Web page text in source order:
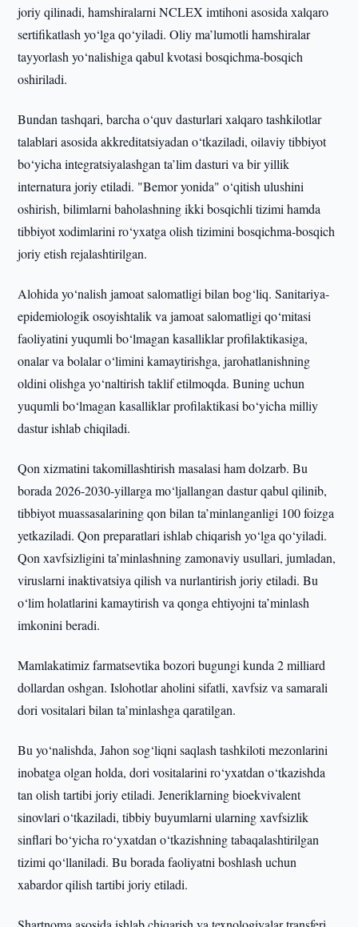
joriy qilinadi, hamshiralarni NCLEX imtihoni asosida xalqaro
sertifikatlash yo‘lga qo‘yiladi. Oliy ma’lumotli hamshiralar
tayyorlash yo‘nalishiga qabul kvotasi bosqichma-bosqich
oshiriladi.
Bundan tashqari, barcha o‘quv dasturlari xalqaro tashkilotlar
talablari asosida akkreditatsiyadan o‘tkaziladi, oilaviy tibbiyot
bo‘yicha integratsiyalashgan ta’lim dasturi va bir yillik
internatura joriy etiladi. "Bemor yonida" o‘qitish ulushini
oshirish, bilimlarni baholashning ikki bosqichli tizimi hamda
tibbiyot xodimlarini ro‘yxatga olish tizimini bosqichma-bosqich
joriy etish rejalashtirilgan.
Alohida yo‘nalish jamoat salomatligi bilan bog‘liq. Sanitariya-
epidemiologik osoyishtalik va jamoat salomatligi qo‘mitasi
faoliyatini yuqumli bo‘lmagan kasalliklar profilaktikasiga,
onalar va bolalar o‘limini kamaytirishga, jarohatlanishning
oldini olishga yo‘naltirish taklif etilmoqda. Buning uchun
yuqumli bo‘lmagan kasalliklar profilaktikasi bo‘yicha milliy
dastur ishlab chiqiladi.
Qon xizmatini takomillashtirish masalasi ham dolzarb. Bu
borada 2026-2030-yillarga mo‘ljallangan dastur qabul qilinib,
tibbiyot muassasalarining qon bilan ta’minlanganligi 100 foizga
yetkaziladi. Qon preparatlari ishlab chiqarish yo‘lga qo‘yiladi.
Qon xavfsizligini ta’minlashning zamonaviy usullari, jumladan,
viruslarni inaktivatsiya qilish va nurlantirish joriy etiladi. Bu
o‘lim holatlarini kamaytirish va qonga ehtiyojni ta’minlash
imkonini beradi.
Mamlakatimiz farmatsevtika bozori bugungi kunda 2 milliard
dollardan oshgan. Islohotlar aholini sifatli, xavfsiz va samarali
dori vositalari bilan ta’minlashga qaratilgan.
Bu yo‘nalishda, Jahon sog‘liqni saqlash tashkiloti mezonlarini
inobatga olgan holda, dori vositalarini ro‘yxatdan o‘tkazishda
tan olish tartibi joriy etiladi. Jeneriklarning bioekvivalent
sinovlari o‘tkaziladi, tibbiy buyumlarni ularning xavfsizlik
sinflari bo‘yicha ro‘yxatdan o‘tkazishning tabaqalashtirilgan
tizimi qo‘llaniladi. Bu borada faoliyatni boshlash uchun
xabardor qilish tartibi joriy etiladi.